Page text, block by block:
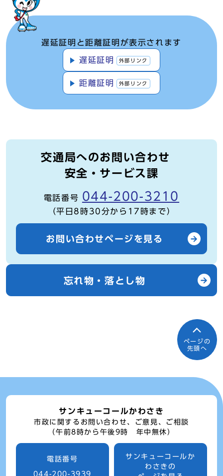
遅延証明と距離証明が表示されます
遅延証明 外部リンク
距離証明 外部リンク
交通局へのお問い合わせ
安全・サービス課
電話番号 044-200-3210
（平日8時30分から17時まで）
お問い合わせページを見る
忘れ物・落とし物
ページの
先頭へ
サンキューコールかわさき
市政に関するお問い合わせ、ご意見、ご相談
（午前8時から午後9時 年中無休）
電話番号
044-200-3939
サンキューコールか
わさきの